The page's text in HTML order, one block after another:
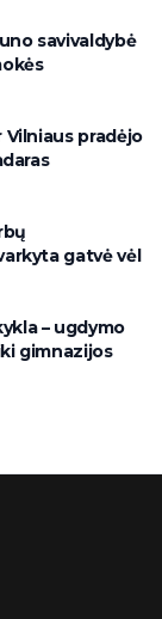
savivaldybė
pradėjo
gatvė vėl
– ugdymo
gimnazijos